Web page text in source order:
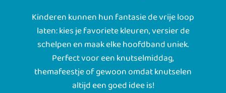
Kinderen kunnen hun fantasie de vrije loop
laten: kies je favoriete kleuren, versier de
schelpen en maak elke hoofdband uniek.
Perfect voor een knutselmiddag,
themafeestje of gewoon omdat knutselen
altijd een goed idee is!